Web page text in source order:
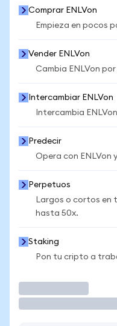
Comprar ENLVon
Empieza en pocos
Vender ENLVon
Cambia ENLVon
Intercambiar ENLVon
Intercambia
Predecir
Opera con ENLVon
Perpetuos
Largos o cortos en
hasta 50x.
Staking
Pon tu cripto a